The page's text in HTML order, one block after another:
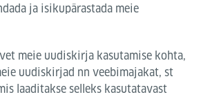
ja isikupärastada meie
meie uudiskirja kasutamise kohta,
uudiskirjad nn veebimajakat, st
laaditakse selleks kasutatavast